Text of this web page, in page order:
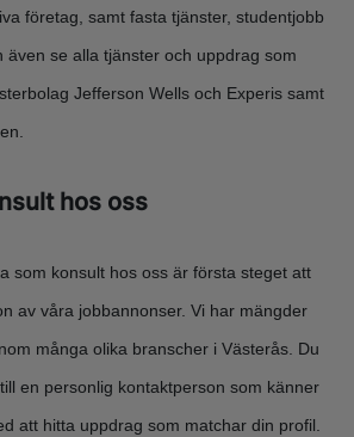
företag, samt fasta tjänster, studentjobb
även se alla tjänster och uppdrag som
Jefferson Wells och Experis samt
hos oss
som konsult hos oss är första steget att
av våra jobbannonser. Vi har mängder
många olika branscher i Västerås. Du
en personlig kontaktperson som känner
att hitta uppdrag som matchar din profil.